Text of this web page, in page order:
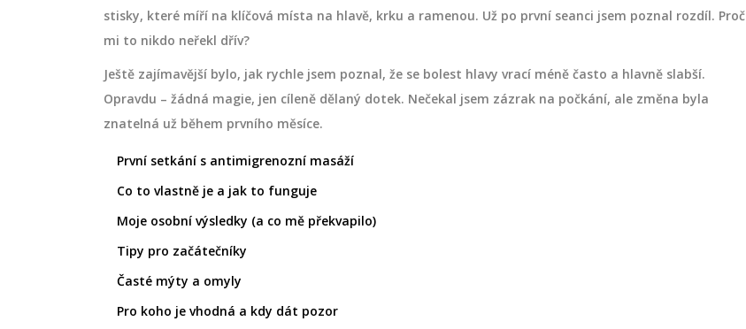
stisky, které míří na klíčová místa na hlavě, krku a ramenou. Už po první seanci jsem poznal rozdíl. Proč
mi to nikdo neřekl dřív?
Ještě zajímavější bylo, jak rychle jsem poznal, že se bolest hlavy vrací méně často a hlavně slabší.
Opravdu – žádná magie, jen cíleně dělaný dotek. Nečekal jsem zázrak na počkání, ale změna byla
znatelná už během prvního měsíce.
První setkání s antimigrenozní masáží
Co to vlastně je a jak to funguje
Moje osobní výsledky (a co mě překvapilo)
Tipy pro začátečníky
Časté mýty a omyly
Pro koho je vhodná a kdy dát pozor